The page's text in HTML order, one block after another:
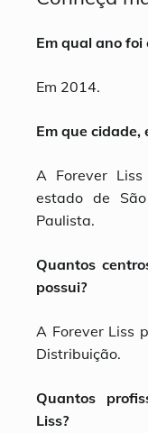
Em qual ano foi
Em 2014.
Em que cidade,
A Forever
estado de
Paulista.
Quantos
possui?
A Forever Liss
Distribuição.
Quantos
Liss?